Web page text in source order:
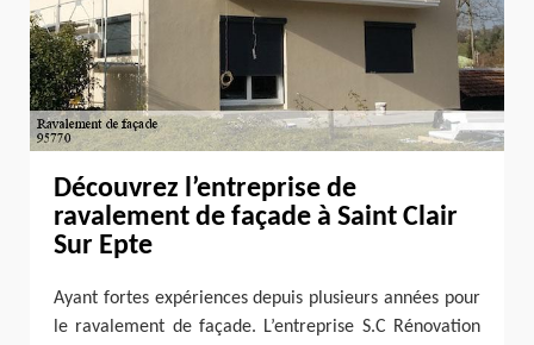
Découvrez l’entreprise de
ravalement de façade à Saint Clair
Sur Epte
Ayant fortes expériences depuis plusieurs années pour
le ravalement de façade. L’entreprise S.C Rénovation